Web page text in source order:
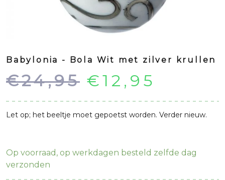
Babylonia - Bola Wit met zilver krullen
€24,95
prijs
€24,95.
€12,95
prijs
Let op; het beeltje moet gepoetst worden. Verder nieuw.
Op voorraad, op werkdagen besteld zelfde dag
verzonden